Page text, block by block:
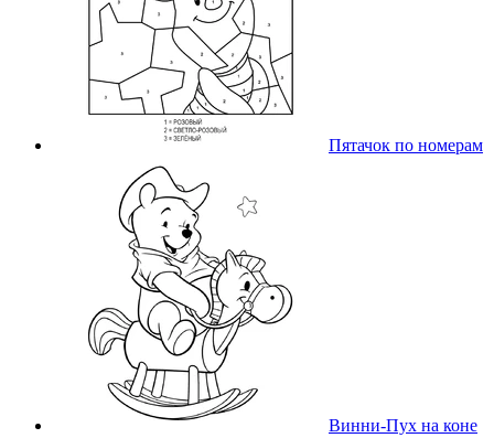
Пятачок по номерам
Винни-Пух на коне